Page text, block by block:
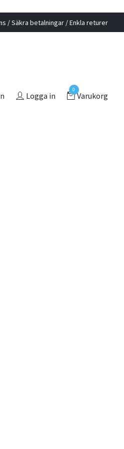
/ Säkra betalningar / Enkla returer
Logga in
0
Varukorg